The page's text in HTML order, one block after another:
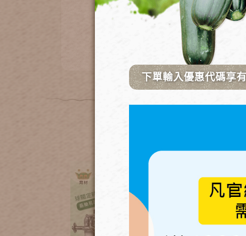
可清洗式噴頭
不銹鋼頭,濾網可拆洗
另有0.2mm規格，請洽客服